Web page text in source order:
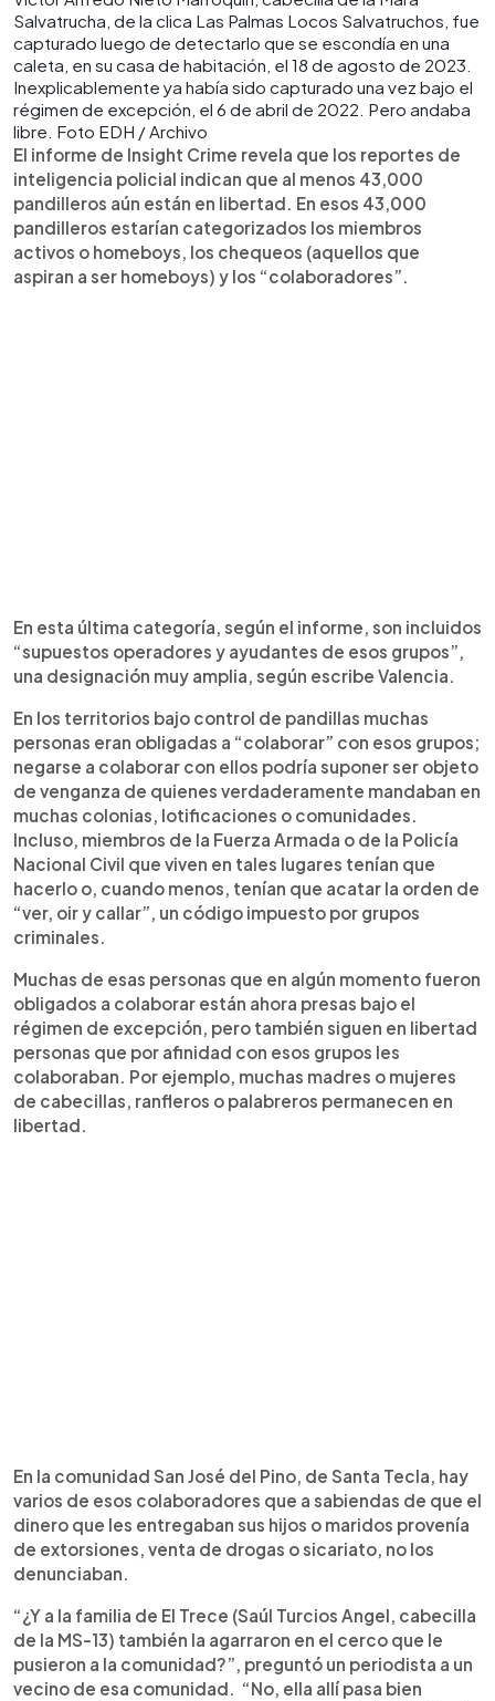
Salvatrucha, de la clica Las Palmas Locos Salvatruchos, fue
capturado luego de detectarlo que se escondía en una
caleta, en su casa de habitación, el 18 de agosto de 2023.
Inexplicablemente ya había sido capturado una vez bajo el
régimen de excepción, el 6 de abril de 2022. Pero andaba
libre. Foto EDH / Archivo
El informe de Insight Crime revela que los reportes de
inteligencia policial indican que al menos 43,000
pandilleros aún están en libertad. En esos 43,000
pandilleros estarían categorizados los miembros
activos o homeboys, los chequeos (aquellos que
aspiran a ser homeboys) y los “colaboradores”.
En esta última categoría, según el informe, son incluidos
“supuestos operadores y ayudantes de esos grupos”,
una designación muy amplia, según escribe Valencia.
En los territorios bajo control de pandillas muchas
personas eran obligadas a “colaborar” con esos grupos;
negarse a colaborar con ellos podría suponer ser objeto
de venganza de quienes verdaderamente mandaban en
muchas colonias, lotificaciones o comunidades.
Incluso, miembros de la Fuerza Armada o de la Policía
Nacional Civil que viven en tales lugares tenían que
hacerlo o, cuando menos, tenían que acatar la orden de
“ver, oir y callar”, un código impuesto por grupos
criminales.
Muchas de esas personas que en algún momento fueron
obligados a colaborar están ahora presas bajo el
régimen de excepción, pero también siguen en libertad
personas que por afinidad con esos grupos les
colaboraban. Por ejemplo, muchas madres o mujeres
de cabecillas, ranfleros o palabreros permanecen en
libertad.
En la comunidad San José del Pino, de Santa Tecla, hay
varios de esos colaboradores que a sabiendas de que el
dinero que les entregaban sus hijos o maridos provenía
de extorsiones, venta de drogas o sicariato, no los
denunciaban.
“¿Y a la familia de El Trece (Saúl Turcios Angel, cabecilla
de la MS-13) también la agarraron en el cerco que le
pusieron a la comunidad?”, preguntó un periodista a un
vecino de esa comunidad. “No, ella allí pasa bien